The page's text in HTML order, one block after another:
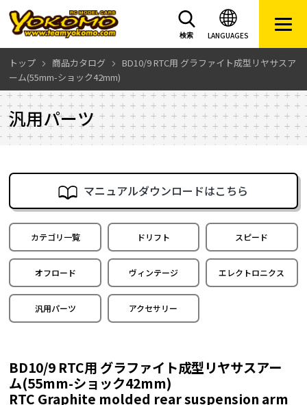
LANGUAGES
検索
トップ 商品カタログ
BD10/9 RTC用 グラファイト成型リヤサスア
ーム(55mm-ショック42mm)
汎用パーツ
マニュアルダウンロードはこちら
カテゴリ一覧 ドリフト スピード
オフロード ヴィンテージ エレクトロニクス
汎用パーツ アクセサリー
BD10/9 RTC用 グラファイト成型リヤサスアー
ム(55mm-ショック42mm)
RTC Graphite molded rear suspension arm